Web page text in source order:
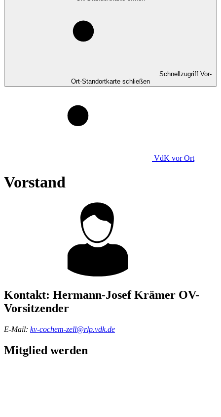
Schnellzugriff Vor-
Ort-Standortkarte schließen
VdK vor Ort
Vorstand
Kontakt: Hermann-Josef Krämer OV-
Vorsitzender
E-Mail: kv-cochem-zell@rlp.vdk.de
Mitglied werden